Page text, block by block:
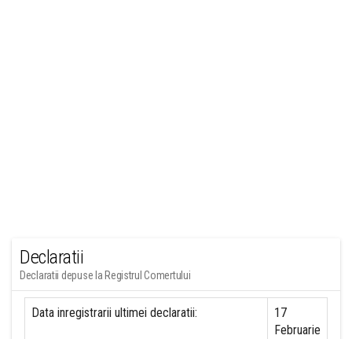
Declaratii
Declaratii depuse la Registrul Comertului
Data inregistrarii ultimei declaratii:
17
Februarie